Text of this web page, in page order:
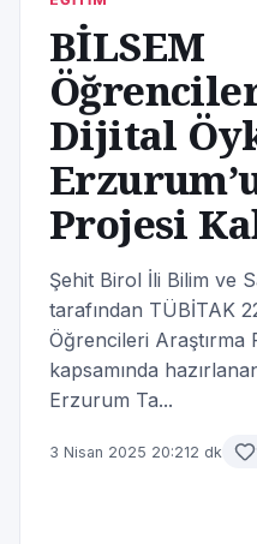
BİLSEM
Dijital
Projesi
Şehit Birol İli Bilim ve
tarafından TÜBİTAK
Öğrencileri Araştırma
kapsamında
Erzurum Ta...
3 Nisan 2025 20:212 dk